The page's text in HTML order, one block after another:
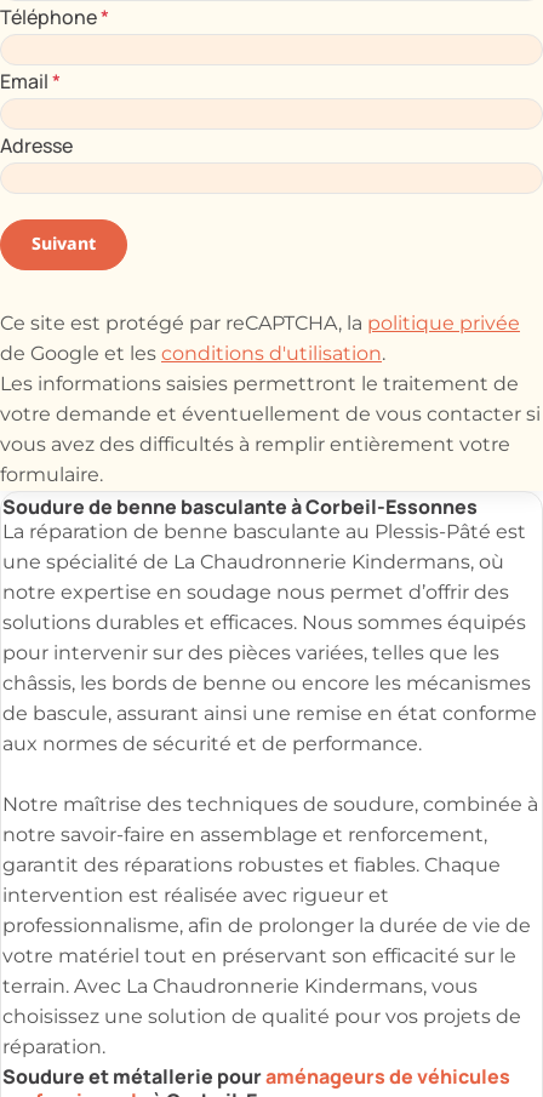
Téléphone*
Email*
Adresse
Suivant
Ce site est protégé par reCAPTCHA, la politique privée
de Google et lesconditions d'utilisation.
Les informations saisies permettront le traitement de
votre demande et éventuellement de vous contacter si
vous avez des difficultés à remplir entièrement votre
formulaire.
Soudure de benne basculante à Corbeil-Essonnes
La réparation de benne basculante au Plessis-Pâté est
une spécialité de La Chaudronnerie Kindermans, où
notre expertise en soudage nous permet d’offrir des
solutions durables et efficaces. Nous sommes équipés
pour intervenir sur des pièces variées, telles que les
châssis, les bords de benne ou encore les mécanismes
de bascule, assurant ainsi une remise en état conforme
aux normes de sécurité et de performance.
Notre maîtrise des techniques de soudure, combinée à
notre savoir-faire en assemblage et renforcement,
garantit des réparations robustes et fiables. Chaque
intervention est réalisée avec rigueur et
professionnalisme, afin de prolonger la durée de vie de
votre matériel tout en préservant son efficacité sur le
terrain. Avec La Chaudronnerie Kindermans, vous
choisissez une solution de qualité pour vos projets de
réparation.
Soudure et métallerie pouraménageurs de véhicules